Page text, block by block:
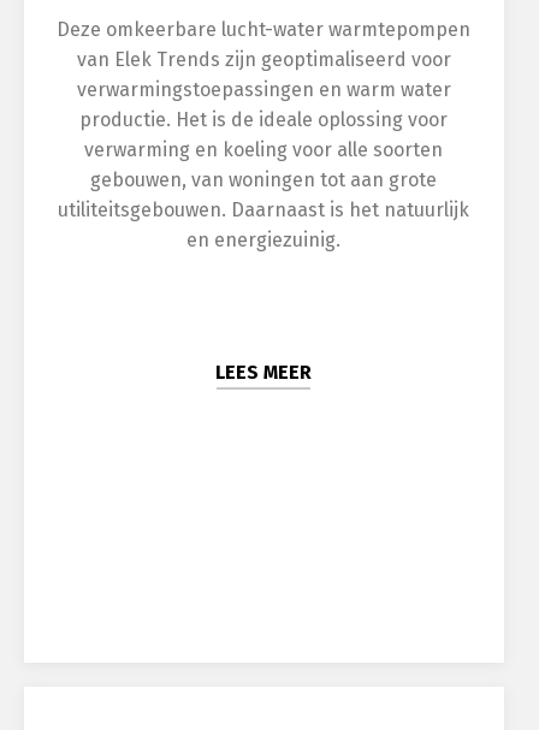
Deze omkeerbare lucht-water warmtepompen
van Elek Trends zijn geoptimaliseerd voor
verwarmingstoepassingen en warm water
productie. Het is de ideale oplossing voor
verwarming en koeling voor alle soorten
gebouwen, van woningen tot aan grote
utiliteitsgebouwen. Daarnaast is het natuurlijk
en energiezuinig.
LEES MEER